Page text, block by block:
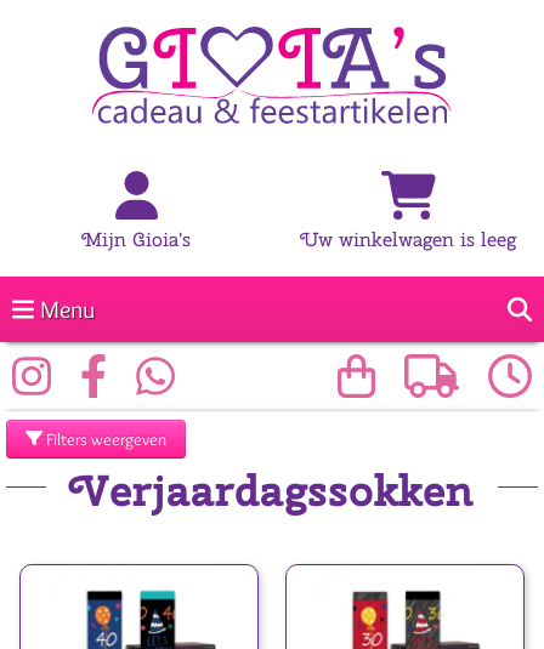
Mijn Gioia's Uw winkelwagen is leeg
Menu
Filters weergeven
Verjaardagssokken